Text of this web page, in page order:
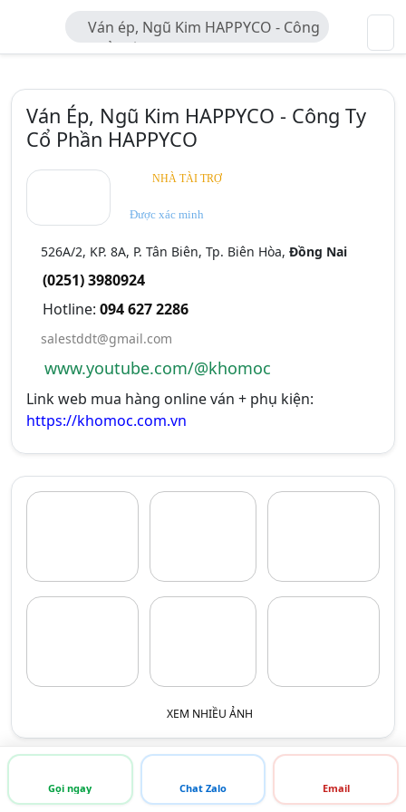
Ván ép, Ngũ Kim HAPPYCO - Công
Ty Cổ Phần HAPPYCO
Ván Ép, Ngũ Kim HAPPYCO - Công Ty
Cổ Phần HAPPYCO
NHÀ TÀI TRỢ
Được xác minh
526A/2, KP. 8A, P. Tân Biên, Tp. Biên Hòa, Đồng Nai
(0251) 3980924
Hotline: 094 627 2286
salestddt@gmail.com
www.youtube.com/@khomoc
Link web mua hàng online ván + phụ kiện:
https://khomoc.com.vn
XEM NHIỀU ẢNH
THÔNG TIN LIÊN HỆ
Gọi ngay Chat Zalo Email